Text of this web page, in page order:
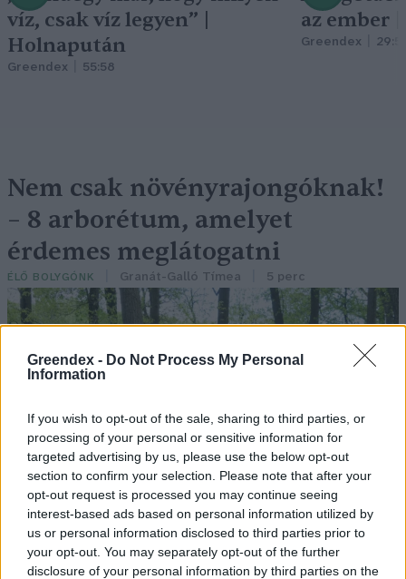
Greendex - Do Not Process My Personal
Information
If you wish to opt-out of the sale, sharing to third parties, or
processing of your personal or sensitive information for
targeted advertising by us, please use the below opt-out
section to confirm your selection. Please note that after your
opt-out request is processed you may continue seeing
interest-based ads based on personal information utilized by
us or personal information disclosed to third parties prior to
your opt-out. You may separately opt-out of the further
disclosure of your personal information by third parties on the
víz, csak víz legyen” |
Holnapután
Greendex 55:58
az ember
Greendex
Nem csak növényrajongóknak!
– 8 arborétum, amelyet
érdemes meglátogatni
ÉLŐ BOLYGÓNK Granát-Galló Tímea 5 perc